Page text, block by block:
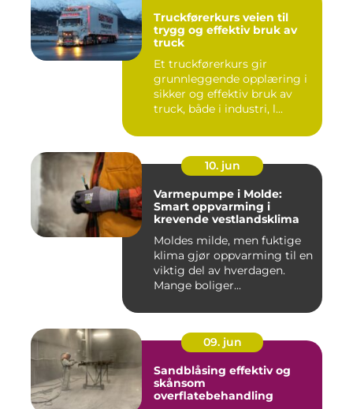
Truckførerkurs veien til
trygg og effektiv bruk av
truck
Et truckførerkurs gir
grunnleggende opplæring i
sikker og effektiv bruk av
truck, både i industri, l...
10. jun
Varmepumpe i Molde:
Smart oppvarming i
krevende vestlandsklima
Moldes milde, men fuktige
klima gjør oppvarming til en
viktig del av hverdagen.
Mange boliger...
09. jun
Sandblåsing effektiv og
skånsom
overflatebehandling